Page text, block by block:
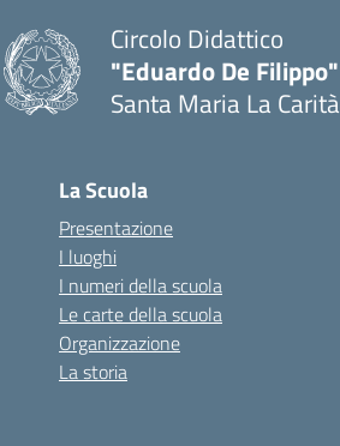
Circolo Didattico
"Eduardo De Filippo"
Santa Maria La
La Scuola
Presentazione
I luoghi
I numeri della scuola
Le carte della scuola
Organizzazione
La storia